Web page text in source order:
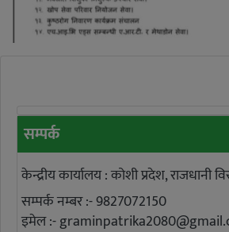
सम्पर्क
केन्द्रीय कार्यालय : कोशी प्रदेश, राजधानी
सम्पर्क नम्बर :- 9827072150
इमेल :-